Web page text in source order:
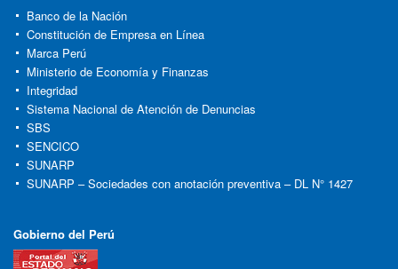
Banco de la Nación
Constitución de Empresa en Línea
Marca Perú
Ministerio de Economía y Finanzas
Integridad
Sistema Nacional de Atención de Denuncias
SBS
SENCICO
SUNARP
SUNARP – Sociedades con anotación preventiva – DL N° 1427
Gobierno del Perú